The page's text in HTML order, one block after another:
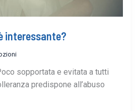
interessante?
sopportata e evitata a tutti
predispone all’abuso